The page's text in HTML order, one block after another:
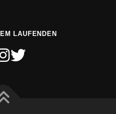
LAUFENDEN